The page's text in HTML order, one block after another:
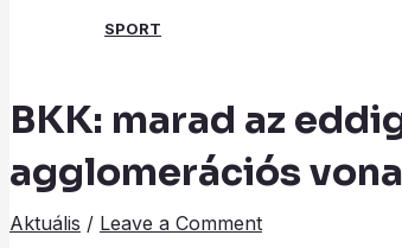
SPORT
Search
BKK: marad az
agglomerációs
Aktuális / Leave a Comment